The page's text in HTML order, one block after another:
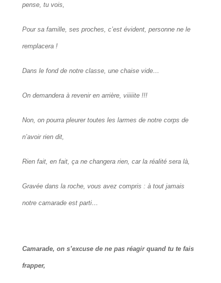
pense, tu vois,
Pour sa famille, ses proches, c’est évident, personne ne le
remplacera !
Dans le fond de notre classe, une chaise vide…
On demandera à revenir en arrière, viiiiite !!!
Non, on pourra pleurer toutes les larmes de notre corps de
n’avoir rien dit,
Rien fait, en fait, ça ne changera rien, car la réalité sera là,
Gravée dans la roche, vous avez compris : à tout jamais
notre camarade est parti…
Camarade, on s’excuse de ne pas réagir quand tu te fais
frapper,